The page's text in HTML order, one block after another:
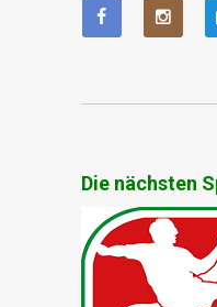
Die nächsten